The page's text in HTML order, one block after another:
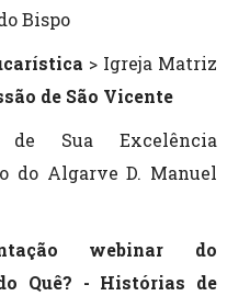
Bispo
> Igreja Matriz
de São Vicente
Sua Excelência
do Algarve D. Manuel
webinar do
Quê? - Histórias de